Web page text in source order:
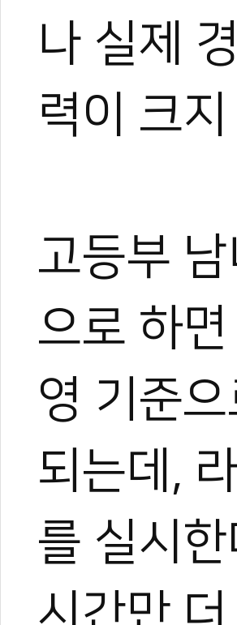
나 실제
력이 크
고등부
으로 하
영 기준
되는데,
를 실시
시간만
한혜진
태권도